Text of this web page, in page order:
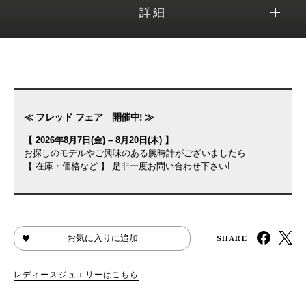
詳細
≪ フレッド フェア 開催中! ≫
【 2026年8月7日(金) – 8月20日(木) 】
お探しのモデルやご興味のある腕時計がございましたら
【 在庫・価格など 】 是非一度お問い合わせ下さい!
お気に入りに追加 SHARE
レディースジュエリーはこちら